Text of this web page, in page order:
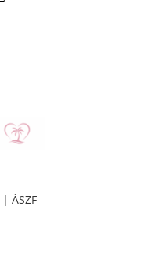
|ÁSZF